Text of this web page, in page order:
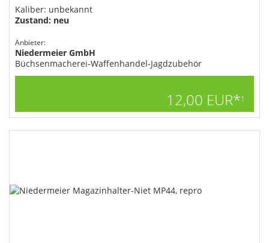
Kaliber: unbekannt
Zustand: neu
Anbieter:
Niedermeier GmbH
Büchsenmacherei-Waffenhandel-Jagdzubehör
12,00 EUR*1